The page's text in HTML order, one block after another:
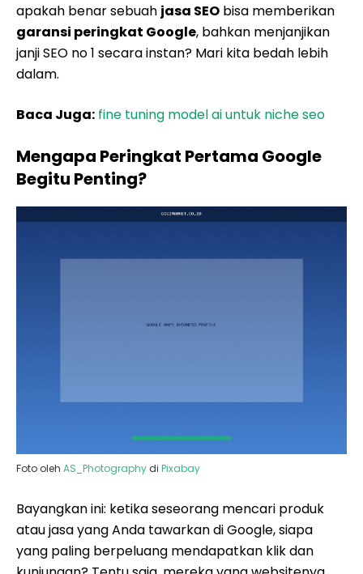
apakah benar sebuah jasa SEO bisa memberikan
garansi peringkat Google, bahkan menjanjikan
janji SEO no 1 secara instan? Mari kita bedah lebih
dalam.
Baca Juga: fine tuning model ai untuk niche seo
Mengapa Peringkat Pertama Google
Begitu Penting?
Foto oleh AS_Photography di Pixabay
Bayangkan ini: ketika seseorang mencari produk
atau jasa yang Anda tawarkan di Google, siapa
yang paling berpeluang mendapatkan klik dan